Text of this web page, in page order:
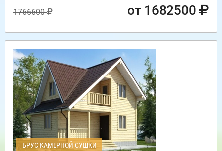
1766600 от 1682500
БРУС КАМЕРНОЙ СУШКИ